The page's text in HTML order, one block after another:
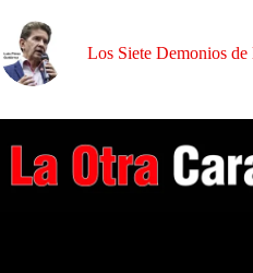
Los Siete Demonios